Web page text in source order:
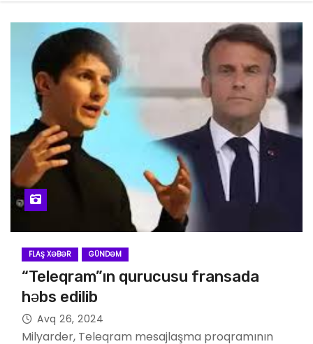
FLAŞ XƏBƏR GÜNDƏM
“Teleqram”ın qurucusu fransada
həbs edilib
Avq 26, 2024
Milyarder, Teleqram mesajlaşma proqramının